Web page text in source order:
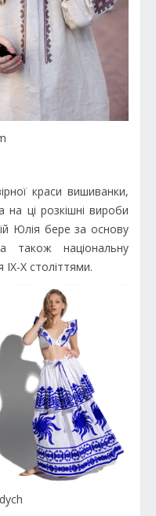
краси вишиванки,
ці розкішні вироби
Юлія бере за основу
також національну
IX-X століттями.